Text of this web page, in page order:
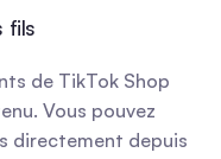
fils
de TikTok Shop
Vous pouvez
directement depuis